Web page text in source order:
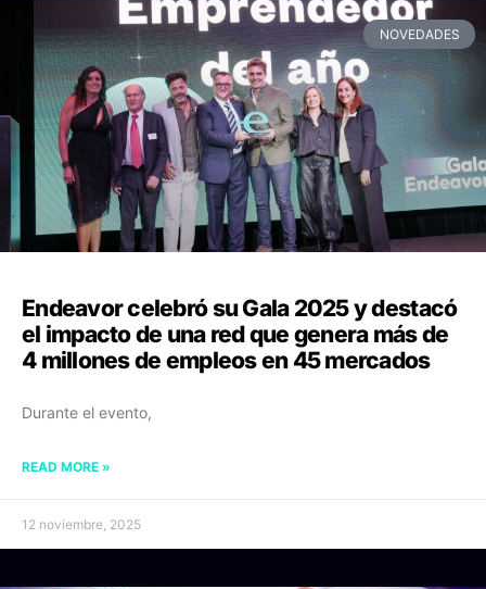
NOVEDADES
Endeavor celebró su Gala 2025 y destacó
el impacto de una red que genera más de
4 millones de empleos en 45 mercados
Durante el evento,
READ MORE »
12 noviembre, 2025